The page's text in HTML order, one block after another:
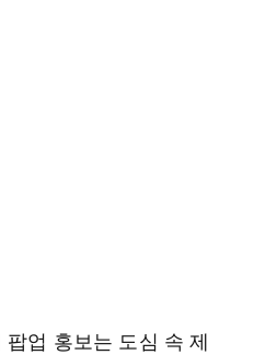
팝업 홍보는 도심 속 제